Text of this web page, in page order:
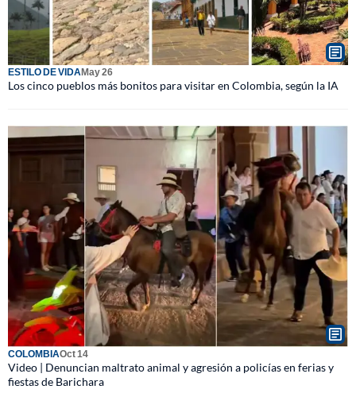
ESTILO DE VIDAMay 26
Los cinco pueblos más bonitos para visitar en Colombia, según la IA
COLOMBIAOct 14
Video | Denuncian maltrato animal y agresión a policías en ferias y
fiestas de Barichara